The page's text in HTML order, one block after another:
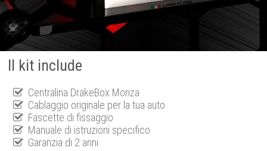
Il kit include
Centralina DrakeBox Monza
Cablaggio originale per la tua auto
Fascette di fissaggio
Manuale di istruzioni specifico
Garanzia di 2 anni